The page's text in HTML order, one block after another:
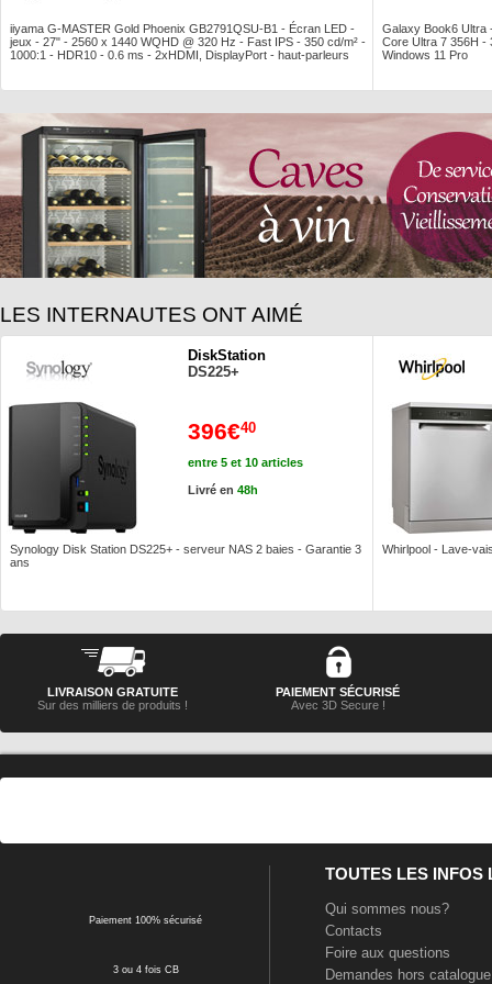
iiyama G-MASTER Gold Phoenix GB2791QSU-B1 - Écran LED -
jeux - 27" - 2560 x 1440 WQHD @ 320 Hz - Fast IPS - 350 cd/m² -
1000:1 - HDR10 - 0.6 ms - 2xHDMI, DisplayPort - haut-parleurs
Galaxy Book6 Ultra
Core Ultra 7 356H -
Windows 11 Pro
LES INTERNAUTES ONT AIMÉ
396€40
entre 5 et 10 articles
Livré en 48h
DiskStation
DS225+
Synology Disk Station DS225+ - serveur NAS 2 baies - Garantie 3
ans
Whirlpool - Lave-
LIVRAISON GRATUITE
Sur des milliers de produits !
PAIEMENT SÉCURISÉ
Avec 3D Secure !
Paiement 100% sécurisé
3 ou 4 fois CB
TOUTES LES INFOS
Qui sommes nous?
Contacts
Foire aux questions
Demandes hors catalogue